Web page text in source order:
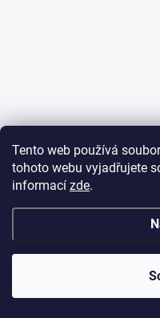
Tento web používá
tohoto webu vyjadřujete
informací zde.